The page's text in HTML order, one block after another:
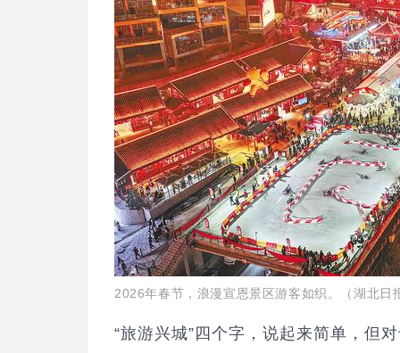
2026年春节，浪漫宣恩景区游客如织。（湖北日
“旅游兴城”四个字，说起来简单，但